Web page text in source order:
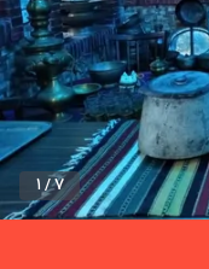
1 / 7